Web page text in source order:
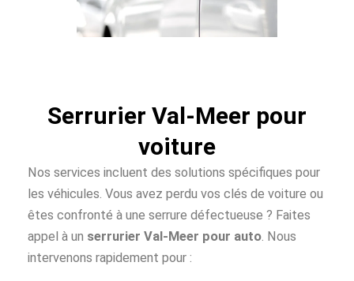
Serrurier Val-Meer pour
voiture
Nos services incluent des solutions spécifiques pour
les véhicules. Vous avez perdu vos clés de voiture ou
êtes confronté à une serrure défectueuse ? Faites
appel à un serrurier Val-Meer pour auto . Nous
intervenons rapidement pour :